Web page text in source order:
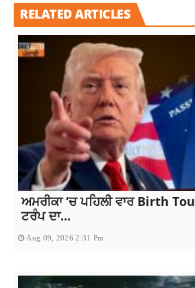
RELATED ARTICLES
ਅਮਰੀਕਾ ‘ਚ ਪਹਿਲੀ ਵਾਰ Birth
ਟਰੰਪ ਦਾ...
Aug 09, 2026 2:31 Pm